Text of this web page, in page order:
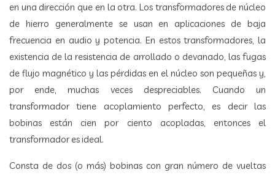
en una dirección que en la otra. Los transformadores de núcleo
de hierro generalmente se usan en aplicaciones de baja
frecuencia en audio y potencia. En estos transformadores, la
existencia de la resistencia de arrollado o devanado, las fugas
de flujo magnético y las pérdidas en el núcleo son pequeñas y,
por ende, muchas veces despreciables. Cuando un
transformador tiene acoplamiento perfecto, es decir las
bobinas están cien por ciento acopladas, entonces el
transformador es ideal.
Consta de dos (o más) bobinas con gran número de vueltas